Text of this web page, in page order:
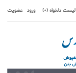
لیست دلخواه (0) ورود عضویت